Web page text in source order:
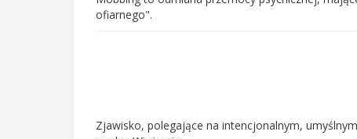
ofiarnego".
Zjawisko, polegające na intencjonalnym,